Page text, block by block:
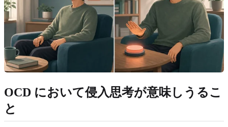
OCD において侵入思考が意味しうるこ
と